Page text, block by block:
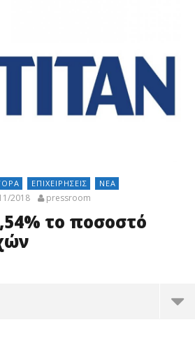
ΕΠΙΧΕΙΡΉΣΕΙΣ
ΝΈΑ
2018 pressroom
το ποσοστό